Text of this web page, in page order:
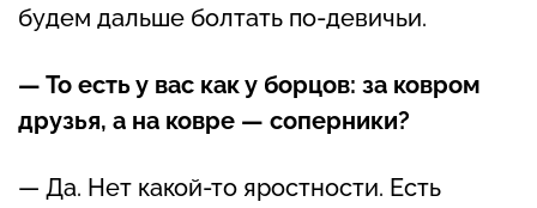
будем дальше болтать по-девичьи.
— То есть у вас как у борцов: за ковром
друзья, а на ковре — соперники?
— Да. Нет какой-то яростности. Есть